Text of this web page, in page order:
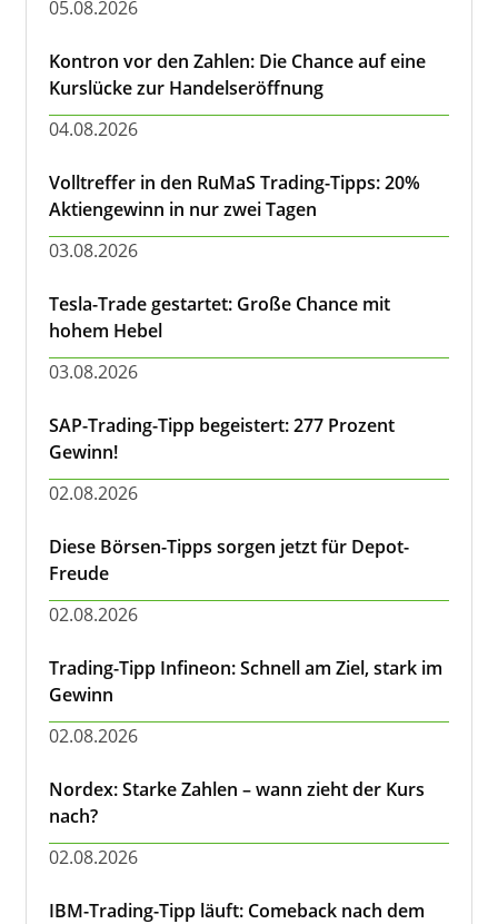
05.08.2026
Kontron vor den Zahlen: Die Chance auf eine
Kurslücke zur Handelseröffnung
04.08.2026
Volltreffer in den RuMaS Trading-Tipps: 20%
Aktiengewinn in nur zwei Tagen
03.08.2026
Tesla-Trade gestartet: Große Chance mit
hohem Hebel
03.08.2026
SAP-Trading-Tipp begeistert: 277 Prozent
Gewinn!
02.08.2026
Diese Börsen-Tipps sorgen jetzt für Depot-
Freude
02.08.2026
Trading-Tipp Infineon: Schnell am Ziel, stark im
Gewinn
02.08.2026
Nordex: Starke Zahlen – wann zieht der Kurs
nach?
02.08.2026
IBM-Trading-Tipp läuft: Comeback nach dem